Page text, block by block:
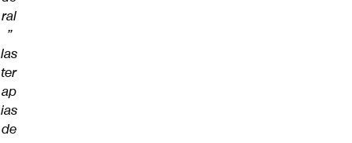
ral
”
las
ter
ap
ias
de